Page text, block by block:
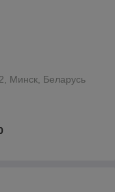
Минск, Беларусь